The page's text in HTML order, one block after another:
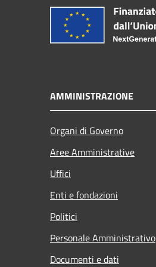
AMMINISTRAZIONE
Organi di Governo
Aree Amministrative
Uffici
Enti e fondazioni
Politici
Personale Amministrativo
Documenti e dati